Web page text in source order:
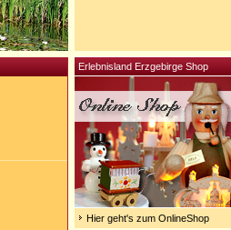
Erlebnisland Erzgebirge Shop
Hier geht's zum OnlineShop